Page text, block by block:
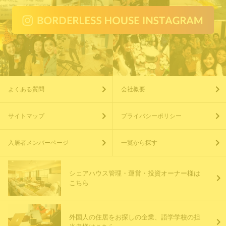
よくある質問 会社概要
サイトマップ プライバシーポリシー
入居者メンバーページ 一覧から探す
シェアハウス管理・運営・投資オーナー様は
こちら
外国人の住居をお探しの企業、語学学校の担